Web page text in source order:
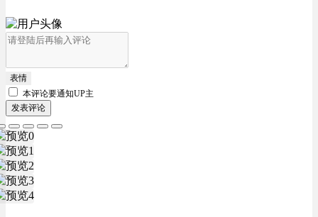
表情
本评论要通知UP主
发表评论